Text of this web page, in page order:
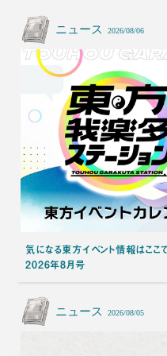
ニュース 2026/08/06
気になる東方イベント情報はここ
2026年8月号
ニュース 2026/08/05